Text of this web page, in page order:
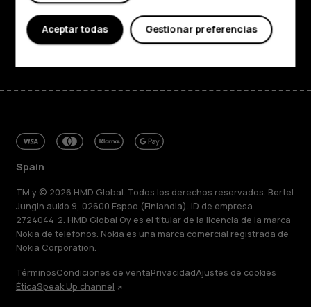
FacebookInstagram
TiktokYoutubeLinkedinDiscord
Spain
TM y © 2026 HMD Global. Todos los derechos reservados. Bertel
Jungin aukio 9, 02600 Espoo (Finlandia). ID de empresa
2724044-2. HMD Global Oy es el titular de la licencia de la marca
Nokia de teléfonos. Nokia es una marca comercial registrada de
Nokia Corporation.
TérminosCondiciones de ventaPrivacidadAjustes de cookies
ÉticaSpeak Up channel
Gestionar preferencias
Aceptar todas